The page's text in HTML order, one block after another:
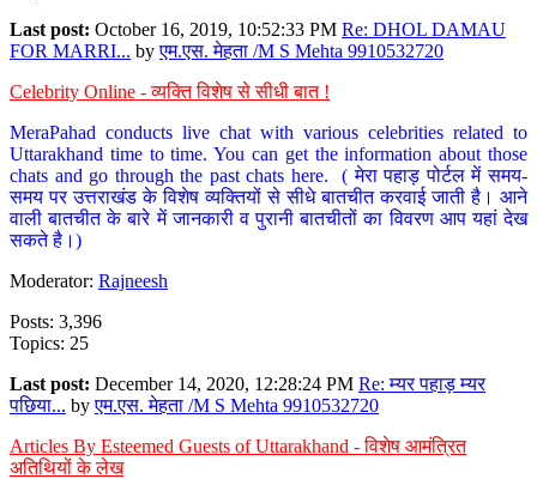
Last post: October 16, 2019, 10:52:33 PM Re: DHOL DAMAU
FOR MARRI... byएम.एस. मेहता /M S Mehta 9910532720
Celebrity Online - व्यक्ति विशेष से सीधी बात !
MeraPahad conducts live chat with various celebrities related to
Uttarakhand time to time. You can get the information about those
chats and go through the past chats here. ( मेरा पहाड़ पोर्टल में समय-
समय पर उत्तराखंड के विशेष व्यक्तियों से सीधे बातचीत करवाई जाती है। आने
वाली बातचीत के बारे में जानकारी व पुरानी बातचीतों का विवरण आप यहां देख
सकते है।)
Moderator: Rajneesh
Posts: 3,396
Topics: 25
Last post: December 14, 2020, 12:28:24 PM Re: म्यर पहाड़ म्यर
पछिया... byएम.एस. मेहता /M S Mehta 9910532720
Articles By Esteemed Guests of Uttarakhand - विशेष आमंत्रित
अतिथियों के लेख